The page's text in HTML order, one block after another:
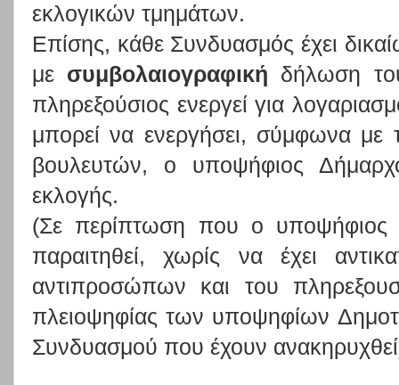
εκλογικών τμημάτων.
Επίσης, κάθε Συνδυασμός έχει
με συμβολαιογραφική δήλωση
πληρεξούσιος ενεργεί για
μπορεί να ενεργήσει, σύμφωνα με
βουλευτών, ο υποψήφιος
εκλογής.
(Σε περίπτωση που ο υποψήφιος
παραιτηθεί, χωρίς να έχει
αντιπροσώπων και του
πλειοψηφίας των υποψηφίων
Συνδυασμού που έχουν